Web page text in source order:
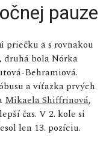
pauze
priečku a s rovnakou
druhá bola Nórka
Behramiová.
a víťazka prvých
Mikaela Shiffrinová,
čas. V 2. kole si
len 13. pozíciu.